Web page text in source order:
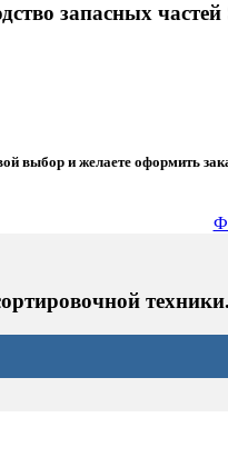
запасных частей
выбор и желаете оформить
техники.